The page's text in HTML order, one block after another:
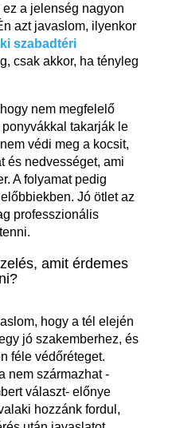
ez a jelenség nagyon
azt javaslom, ilyenkor
szabadtéri
csak akkor, ha tényleg
nem megfelelő
takarják le
védi meg a kocsit,
és nedvességet, ami
A folyamat pedig
Jó ötlet az
professzionális
amit érdemes
hogy a tél elején
jó szakemberhez, és
féle védőréteget.
nem származhat -
választ- előnye
hozzánk fordul,